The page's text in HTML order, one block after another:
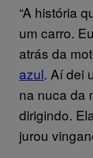
“A história
um carro.
atrás da
azul. Aí dei
na nuca da
dirigindo.
jurou